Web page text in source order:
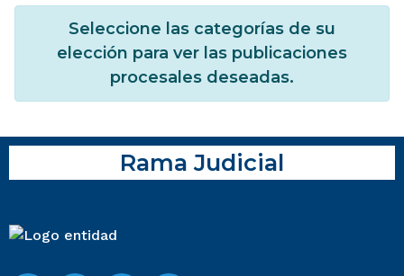
Seleccione las categorías de su
elección para ver las publicaciones
procesales deseadas.
Rama Judicial